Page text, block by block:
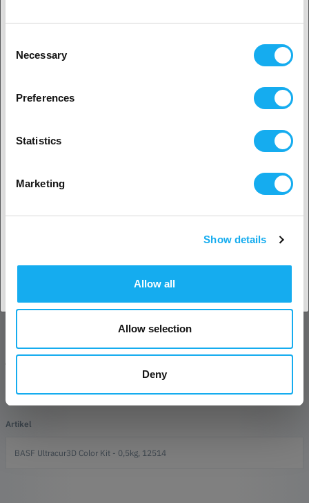
Selection
Necessary
Preferences
Statistics
Marketing
Show details
Allow all
Allow selection
Deny
resultat kan variere afhængigt af blandingen.
SPØRGSMÅL OM ARTIKLEN?
Artikel
Privat kunde